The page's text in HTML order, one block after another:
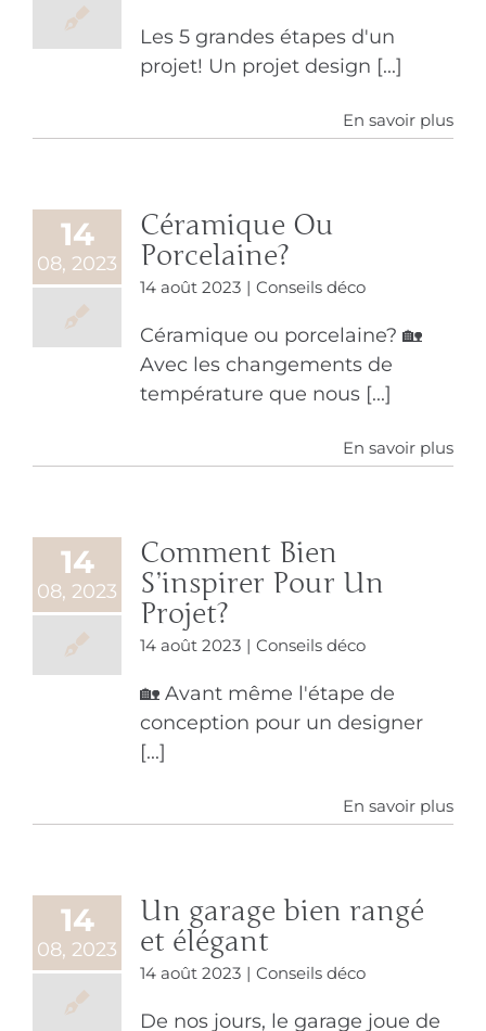
Les 5 grandes étapes d'un
projet! Un projet design [...]
En savoir plus
14
08, 2023
Céramique Ou
Porcelaine?
14 août 2023 | Conseils déco
Céramique ou porcelaine? 🏡
Avec les changements de
température que nous [...]
En savoir plus
14
08, 2023
Comment Bien
S’inspirer Pour Un
Projet?
14 août 2023 | Conseils déco
🏡 Avant même l'étape de
conception pour un designer
[...]
En savoir plus
14
08, 2023
Un garage bien rangé
et élégant
14 août 2023 | Conseils déco
De nos jours, le garage joue de